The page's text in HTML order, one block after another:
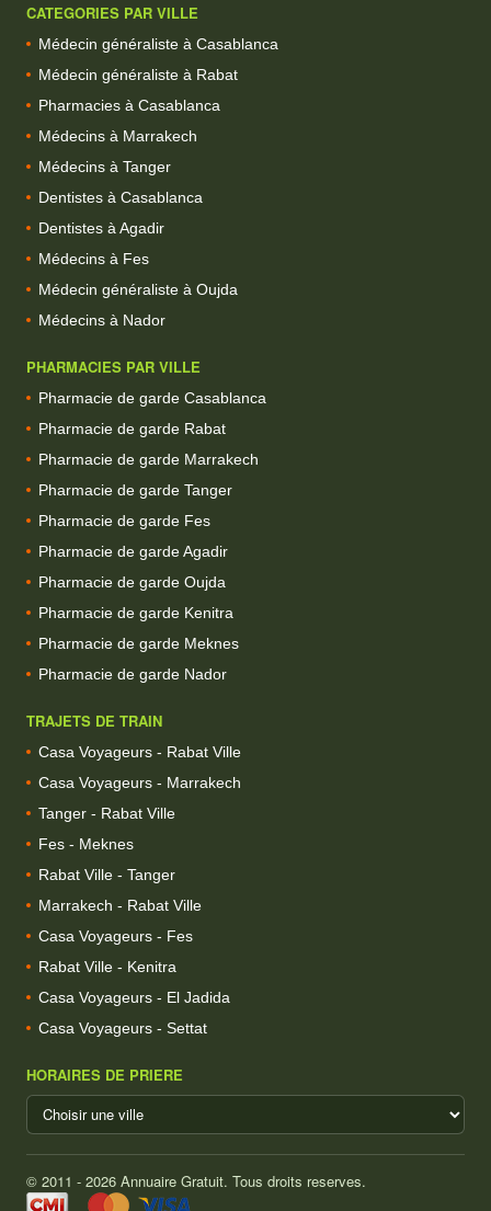
CATEGORIES PAR VILLE
Médecin généraliste à Casablanca
Médecin généraliste à Rabat
Pharmacies à Casablanca
Médecins à Marrakech
Médecins à Tanger
Dentistes à Casablanca
Dentistes à Agadir
Médecins à Fes
Médecin généraliste à Oujda
Médecins à Nador
PHARMACIES PAR VILLE
Pharmacie de garde Casablanca
Pharmacie de garde Rabat
Pharmacie de garde Marrakech
Pharmacie de garde Tanger
Pharmacie de garde Fes
Pharmacie de garde Agadir
Pharmacie de garde Oujda
Pharmacie de garde Kenitra
Pharmacie de garde Meknes
Pharmacie de garde Nador
TRAJETS DE TRAIN
Casa Voyageurs - Rabat Ville
Casa Voyageurs - Marrakech
Tanger - Rabat Ville
Fes - Meknes
Rabat Ville - Tanger
Marrakech - Rabat Ville
Casa Voyageurs - Fes
Rabat Ville - Kenitra
Casa Voyageurs - El Jadida
Casa Voyageurs - Settat
HORAIRES DE PRIERE
© 2011 - 2026 Annuaire Gratuit. Tous droits reserves.